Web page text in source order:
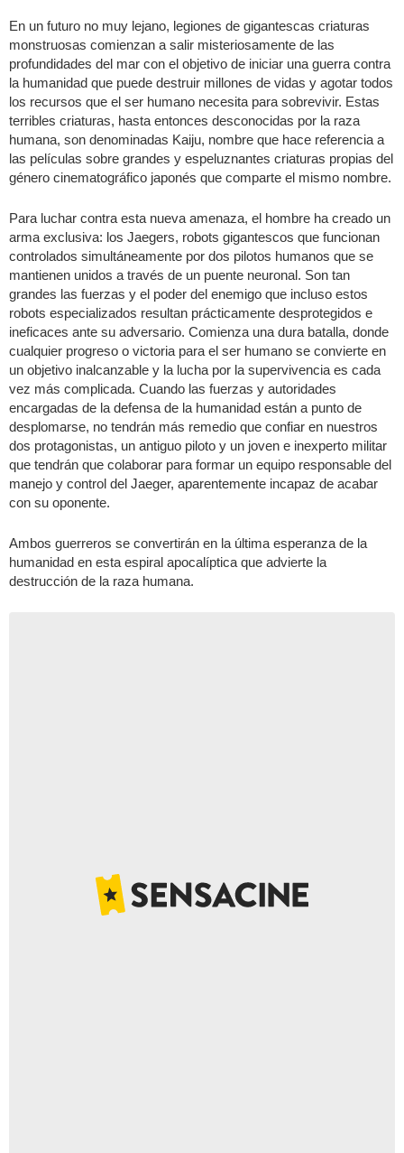
En un futuro no muy lejano, legiones de gigantescas criaturas
monstruosas comienzan a salir misteriosamente de las
profundidades del mar con el objetivo de iniciar una guerra contra
la humanidad que puede destruir millones de vidas y agotar todos
los recursos que el ser humano necesita para sobrevivir. Estas
terribles criaturas, hasta entonces desconocidas por la raza
humana, son denominadas Kaiju, nombre que hace referencia a
las películas sobre grandes y espeluznantes criaturas propias del
género cinematográfico japonés que comparte el mismo nombre.
Para luchar contra esta nueva amenaza, el hombre ha creado un
arma exclusiva: los Jaegers, robots gigantescos que funcionan
controlados simultáneamente por dos pilotos humanos que se
mantienen unidos a través de un puente neuronal. Son tan
grandes las fuerzas y el poder del enemigo que incluso estos
robots especializados resultan prácticamente desprotegidos e
ineficaces ante su adversario. Comienza una dura batalla, donde
cualquier progreso o victoria para el ser humano se convierte en
un objetivo inalcanzable y la lucha por la supervivencia es cada
vez más complicada. Cuando las fuerzas y autoridades
encargadas de la defensa de la humanidad están a punto de
desplomarse, no tendrán más remedio que confiar en nuestros
dos protagonistas, un antiguo piloto y un joven e inexperto militar
que tendrán que colaborar para formar un equipo responsable del
manejo y control del Jaeger, aparentemente incapaz de acabar
con su oponente.
Ambos guerreros se convertirán en la última esperanza de la
humanidad en esta espiral apocalíptica que advierte la
destrucción de la raza humana.